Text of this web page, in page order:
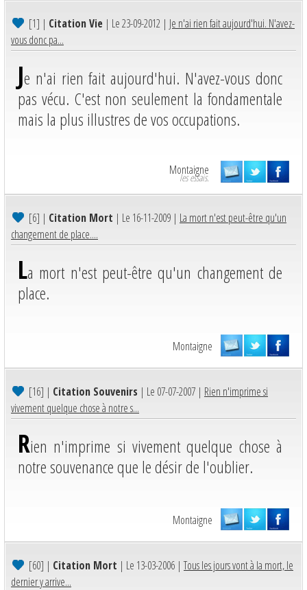
[1] | Citation Vie | Le 23-09-2012 | Je n'ai rien fait aujourd'hui. N'avez-
vous donc pa...
Je n'ai rien fait aujourd'hui. N'avez-vous donc
pas vécu. C'est non seulement la fondamentale
mais la plus illustres de vos occupations.
Montaigne
les essais.
[6] | Citation Mort | Le 16-11-2009 | La mort n'est peut-être qu'un
changement de place....
La mort n'est peut-être qu'un changement de
place.
Montaigne
[16] | Citation Souvenirs | Le 07-07-2007 | Rien n'imprime si
vivement quelque chose à notre s...
Rien n'imprime si vivement quelque chose à
notre souvenance que le désir de l'oublier.
Montaigne
[60] | Citation Mort | Le 13-03-2006 |Tous les jours vont à la mort, le
dernier y arrive...